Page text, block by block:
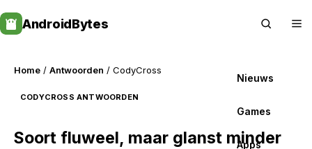
to
content
AndroidBytes
Nieuws
Games
Apps
Home / Antwoorden / CodyCross
CODYCROSS ANTWOORDEN
Soort fluweel, maar glanst minder